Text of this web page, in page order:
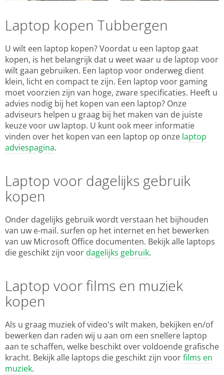
Laptop kopen Tubbergen
U wilt een laptop kopen? Voordat u een laptop gaat
kopen, is het belangrijk dat u weet waar u de laptop voor
wilt gaan gebruiken. Een laptop voor onderweg dient
klein, licht en compact te zijn. Een laptop voor gaming
moet voorzien zijn van hoge, zware specificaties. Heeft u
advies nodig bij het kopen van een laptop? Onze
adviseurs helpen u graag bij het maken van de juiste
keuze voor uw laptop. U kunt ook meer informatie
vinden over het kopen van een laptop op onze laptop
adviespagina.
Laptop voor dagelijks gebruik
kopen
Onder dagelijks gebruik wordt verstaan het bijhouden
van uw e-mail. surfen op het internet en het bewerken
van uw Microsoft Office documenten. Bekijk alle laptops
die geschikt zijn voordagelijks gebruik.
Laptop voor films en muziek
kopen
Als u graag muziek of video's wilt maken, bekijken en/of
bewerken dan raden wij u aan om een snellere laptop
aan te schaffen, welke beschikt over voldoende grafische
kracht. Bekijk alle laptops die geschikt zijn voorfilms en
muziek.